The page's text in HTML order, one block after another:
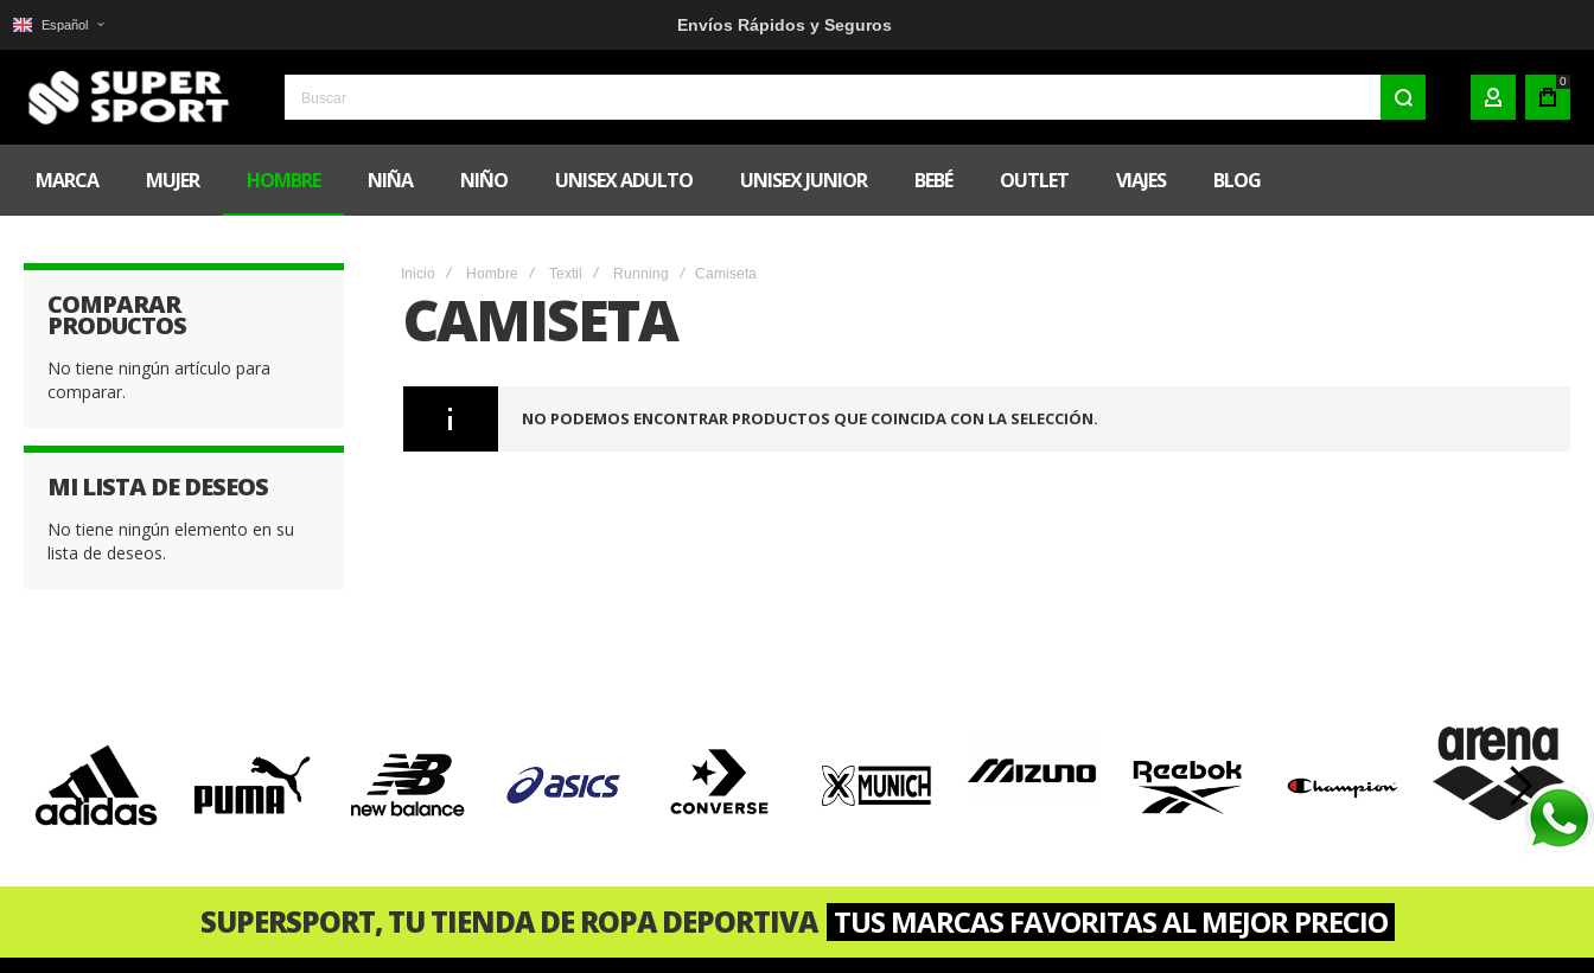
Español Envíos Rápidos y Seguros
MI CUENTA
0
MARCA MUJER HOMBRE NIÑA NIÑO UNISEX ADULTO UNISEX JUNIOR BEBÉ OUTLET VIAJES BLOG
Inicio Hombre Textil Running Camiseta
CAMISETA
NO PODEMOS ENCONTRAR PRODUCTOS QUE COINCIDA CON LA SELECCIÓN.
COMPARAR
PRODUCTOS
No tiene ningún artículo para
comparar.
MI LISTA DE DESEOS
No tiene ningún elemento en su
lista de deseos.
‹ ›
SUPERSPORT, TU TIENDA DE ROPA DEPORTIVA TUS MARCAS FAVORITAS AL MEJOR PRECIO